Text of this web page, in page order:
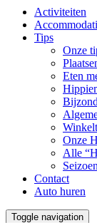
Activiteiten
Tips
Onze
Eten
Onze
Alle
Contact
Auto huren
Toggle navigation